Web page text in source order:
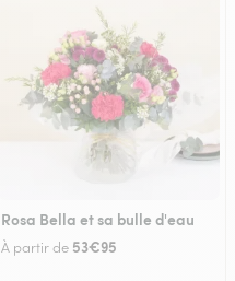
Rosa Bella et sa bulle d'eau
À partir de 53€95